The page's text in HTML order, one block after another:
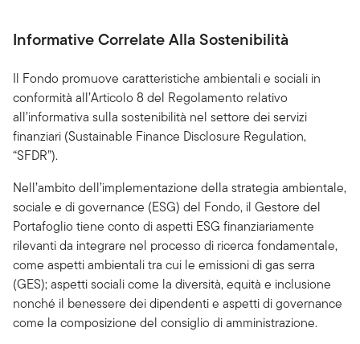
Informative Correlate Alla Sostenibilità
Il Fondo promuove caratteristiche ambientali e sociali in
conformità all’Articolo 8 del Regolamento relativo
all’informativa sulla sostenibilità nel settore dei servizi
finanziari (Sustainable Finance Disclosure Regulation,
“SFDR”).
Nell’ambito dell’implementazione della strategia ambientale,
sociale e di governance (ESG) del Fondo, il Gestore del
Portafoglio tiene conto di aspetti ESG finanziariamente
rilevanti da integrare nel processo di ricerca fondamentale,
come aspetti ambientali tra cui le emissioni di gas serra
(GES); aspetti sociali come la diversità, equità e inclusione
nonché il benessere dei dipendenti e aspetti di governance
come la composizione del consiglio di amministrazione.